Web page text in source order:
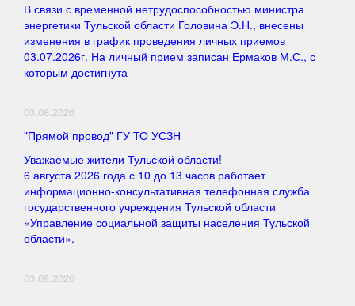
В связи с временной нетрудоспособностью министра
энергетики Тульской области Головина Э.Н., внесены
изменения в график проведения личных приемов
03.07.2026г. На личный прием записан Ермаков М.С., с
которым достигнута
03.08.2026
"Прямой провод" ГУ ТО УСЗН
Уважаемые жители Тульской области!
6 августа 2026 года с 10 до 13 часов работает
информационно-консультативная телефонная служба
государственного учреждения Тульской области
«Управление социальной защиты населения Тульской
области».
03.08.2026